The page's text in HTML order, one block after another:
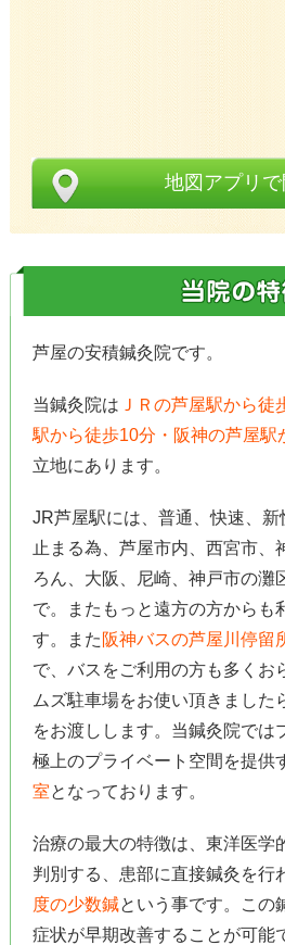
地図アプリ
芦屋の安積鍼灸院です。
当鍼灸院は ＪＲの芦屋駅から徒
駅から徒歩10分・阪神の芦屋駅
立地にあります。
JR芦屋駅には、普通、快速、
止まる為、芦屋市内、西宮市、
ろん、大阪、尼崎、神戸市の灘
で。またもっと遠方の方からも
す。また 阪神バスの芦屋川停留
で、バスをご利用の方も多くお
ムズ駐車場をお使い頂きました
をお渡しします。当鍼灸院では
極上のプライベート空間を提供
室となっております。
治療の最大の特徴は、東洋医学
判別する、患部に直接鍼灸を行
度の少数鍼という事です。この
症状が早期改善することが可能